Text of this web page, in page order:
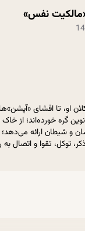
نفس»
تا افشای «آپشن‌»ها
خورده‌اند؛ از خاک
شیطان ارائه می‌دهد؛
توکل، تقوا و اتصال